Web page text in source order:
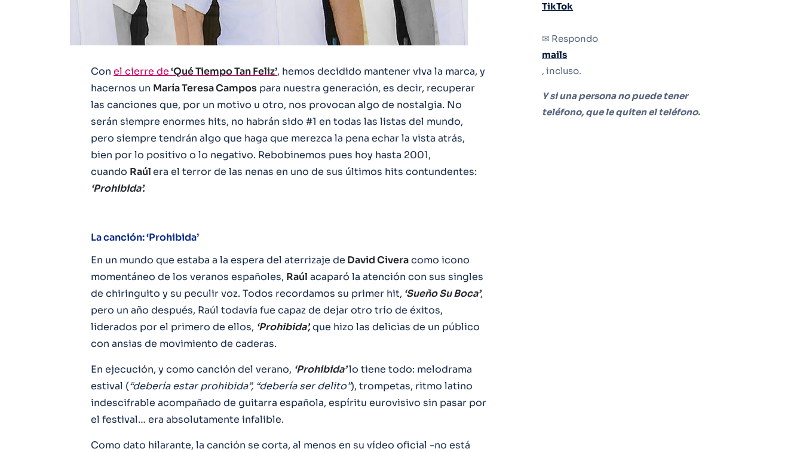
Con el cierre de‘Qué Tiempo Tan Feliz’, hemos decidido mantener viva la marca, y
hacernos un María Teresa Campos para nuestra generación, es decir, recuperar
las canciones que, por un motivo u otro, nos provocan algo de nostalgia. No
serán siempre enormes hits, no habrán sido #1 en todas las listas del mundo,
pero siempre tendrán algo que haga que merezca la pena echar la vista atrás,
bien por lo positivo o lo negativo. Rebobinemos pues hoy hasta 2001,
cuando Raúlera el terror de las nenas en uno de sus últimos hits contundentes:
‘Prohibida’.
La canción: ‘Prohibida’
En un mundo que estaba a la espera del aterrizaje de David Civeracomo icono
momentáneo de los veranos españoles, Raúl acaparó la atención con sus singles
de chiringuito y su peculir voz. Todos recordamos su primer hit, ‘Sueño Su Boca’,
pero un año después, Raúl todavía fue capaz de dejar otro trío de éxitos,
liderados por el primero de ellos, ‘Prohibida’,que hizo las delicias de un público
con ansias de movimiento de caderas.
En ejecución, y como canción del verano, ‘Prohibida’lo tiene todo: melodrama
estival (“debería estar prohibida”, “debería ser delito”), trompetas, ritmo latino
indescifrable acompañado de guitarra española, espíritu eurovisivo sin pasar por
el festival… era absolutamente infalible.
Como dato hilarante, la canción se corta, al menos en su vídeo oficial -no está
TikTok
✉ Respondo
mails
, incluso.
Y si una persona no puede tener
teléfono, que le quiten el teléfono.